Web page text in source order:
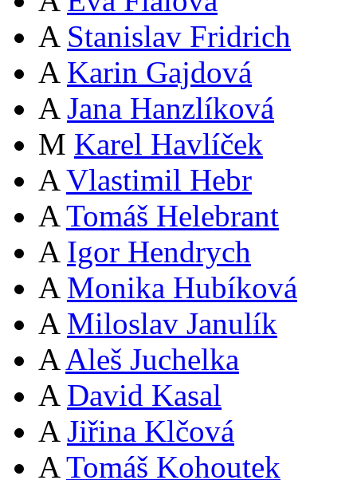
A Stanislav Fridrich
A Karin Gajdová
A Jana Hanzlíková
M Karel Havlíček
A Vlastimil Hebr
A Tomáš Helebrant
A Igor Hendrych
A Monika Hubíková
A Miloslav Janulík
A Aleš Juchelka
A David Kasal
A Jiřina Klčová
A Tomáš Kohoutek